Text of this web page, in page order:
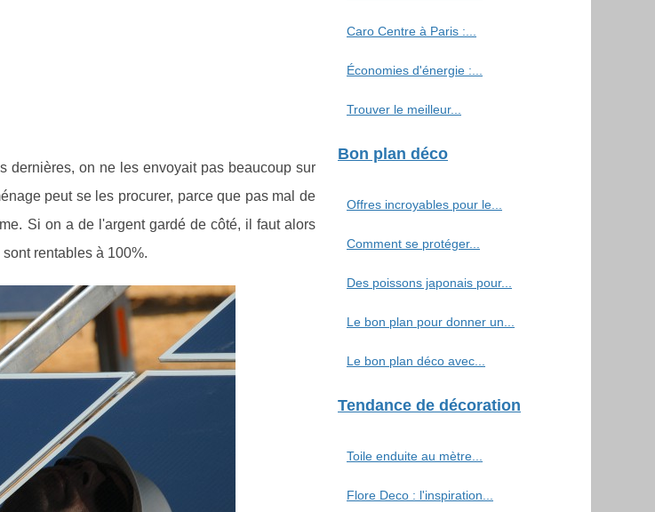
dernières, on ne les envoyait pas beaucoup sur
peut se les procurer, parce que pas mal de
Si on a de l'argent gardé de côté, il faut alors
rentables à 100%.
Caro Centre à Paris :...
Économies d'énergie :...
Trouver le meilleur...
Bon plan déco
Offres incroyables pour le...
Comment se protéger...
Des poissons japonais pour...
Le bon plan pour donner un...
Le bon plan déco avec...
Tendance de décoration
Toile enduite au mètre...
Flore Deco : l'inspiration...